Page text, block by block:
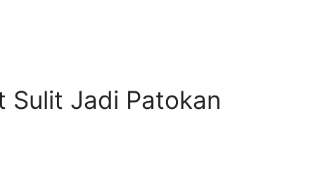
Sulit Jadi Patokan